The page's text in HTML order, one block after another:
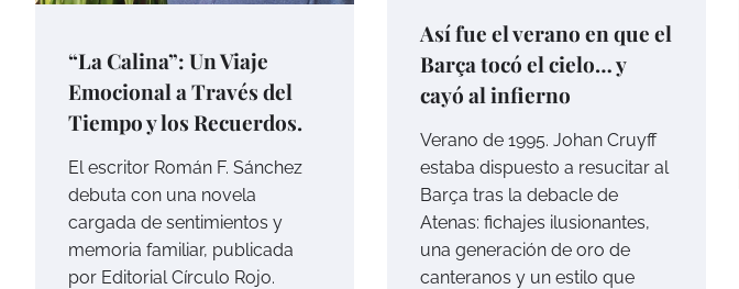
“La Calina”: Un Viaje
Emocional a Través del
Tiempo y los Recuerdos.
El escritor Román F. Sánchez
debuta con una novela
cargada de sentimientos y
memoria familiar, publicada
por Editorial Círculo Rojo.
Así fue el verano en que el
Barça tocó el cielo… y
cayó al infierno
Verano de 1995. Johan Cruyff
estaba dispuesto a resucitar al
Barça tras la debacle de
Atenas: fichajes ilusionantes,
una generación de oro de
canteranos y un estilo que